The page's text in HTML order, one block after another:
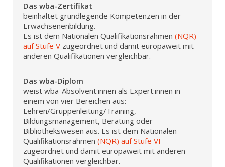
Das wba-Zertifikat
beinhaltet grundlegende Kompetenzen in der
Erwachsenenbildung.
Es ist dem Nationalen Qualifikationsrahmen(NQR)
auf Stufe V zugeordnet und damit europaweit mit
anderen Qualifikationen vergleichbar.
Das wba-Diplom
weist wba-Absolvent:innen als Expert:innen in
einem von vier Bereichen aus:
Lehren/Gruppenleitung/Training,
Bildungsmanagement, Beratung oder
Bibliothekswesen aus. Es ist dem Nationalen
Qualifikationsrahmen(NQR) auf Stufe VI
zugeordnet und damit europaweit mit anderen
Qualifikationen vergleichbar.